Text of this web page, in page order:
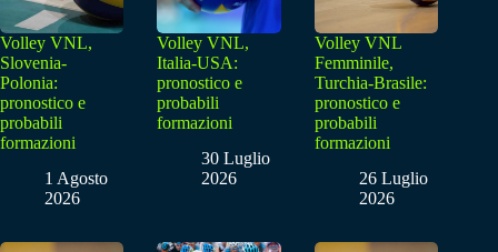
Volley VNL,
Slovenia-
Polonia:
pronostico e
probabili
formazioni
1 Agosto
2026
Volley VNL,
Italia-USA:
pronostico e
probabili
formazioni
30 Luglio
2026
Volley VNL
Femminile,
Turchia-Brasile:
pronostico e
probabili
formazioni
26 Luglio
2026